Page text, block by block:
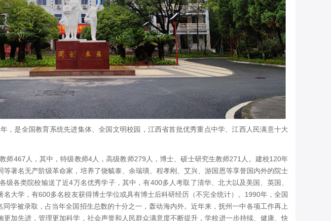
是全国教育系统先进集体、全国文明校园，江西省首批优秀重点中学、江西人民满意十大
467人，其中，特级教师4人，高级教师279人，博士、硕士研究生教师271人。建校120年
著名无产阶级革命家，培养了饶毓泰、余瑞璜、程孝刚、艾兴、游国恩等享誉国内外的院士
级各类院校输送了近4万名优秀学子，其中，有400多人考取了清华、北大以及美国、英国、
大学，有600多名校友获得博士学位或具有博士后科研经历（不完全统计）。1990年，全国
学被录取，占当年全国招生总数的十分之一，轰动海内外。近年来，抚州一中各项工作再上
加先进，管理更加科学，社会声誉和人民群众满意度不断提升，学校进一步持续、健康、快